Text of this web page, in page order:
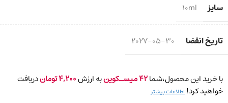
سایز 10ml
تاریخ انقضا 2027-05-30
با خرید این محصول،شما42میسـکوینبه ارزش4,200توماندریافت
خواهید کرد! اطلاعات بیشتر